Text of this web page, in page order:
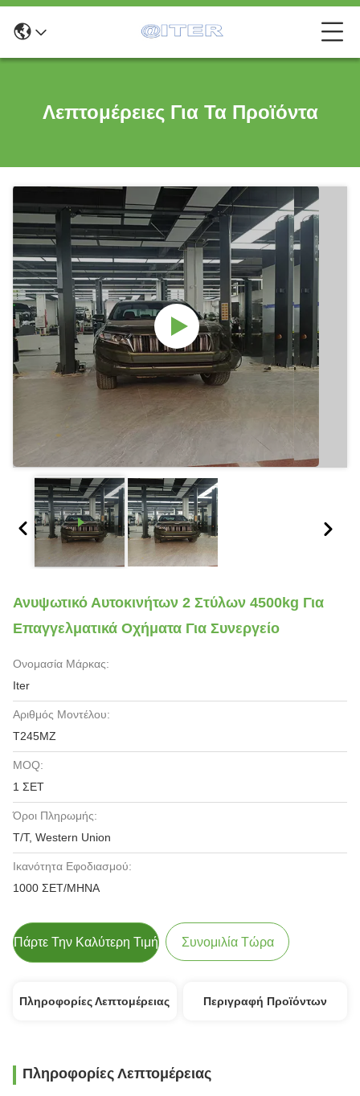
Λεπτομέρειες Για Τα Προϊόντα
Ανυψωτικό Αυτοκινήτων 2 Στύλων 4500kg Για
Επαγγελματικά Οχήματα Για Συνεργείο
Ονομασία Μάρκας:
Iter
Αριθμός Μοντέλου:
T245MZ
MOQ:
1 ΣΕΤ
Όροι Πληρωμής:
T/T, Western Union
Ικανότητα Εφοδιασμού:
1000 ΣΕΤ/ΜΗΝΑ
Πάρτε Την Καλύτερη Τιμή Συνομιλία Τώρα
Πληροφορίες Λεπτομέρειας Περιγραφή Προϊόντων
Πληροφορίες Λεπτομέρειας